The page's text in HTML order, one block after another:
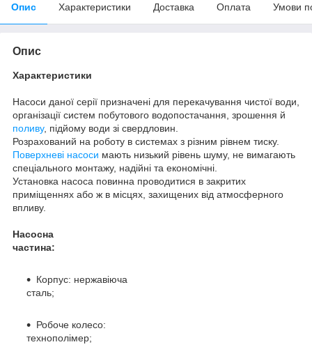
Опис Характеристики Доставка Оплата Умови
Опис
Характеристики
Насоси даної серії призначені для перекачування чистої води,
організації систем побутового водопостачання, зрошення й
поливу, підйому води зі свердловин.
Розрахований на роботу в системах з різним рівнем тиску.
Поверхневі насоси мають низький рівень шуму, не вимагають
спеціального монтажу, надійні та економічні.
Установка насоса повинна проводитися в закритих
приміщеннях або ж в місцях, захищених від атмосферного
впливу.
Насосна
частина:
Корпус: нержавіюча
сталь;
Робоче колесо:
технополімер;